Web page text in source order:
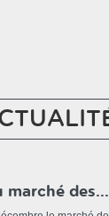
marché des...